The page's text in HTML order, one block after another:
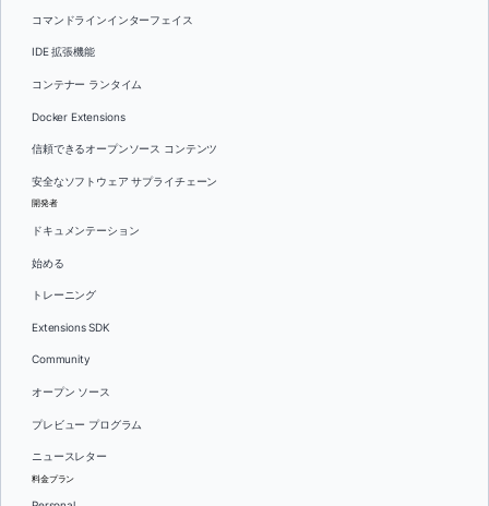
コマンドラインインターフェイス
IDE 拡張機能
コンテナー ランタイム
Docker Extensions
信頼できるオープンソース コンテンツ
安全なソフトウェア サプライチェーン
開発者
ドキュメンテーション
始める
トレーニング
Extensions SDK
Community
オープン ソース
プレビュー プログラム
ニュースレター
料金プラン